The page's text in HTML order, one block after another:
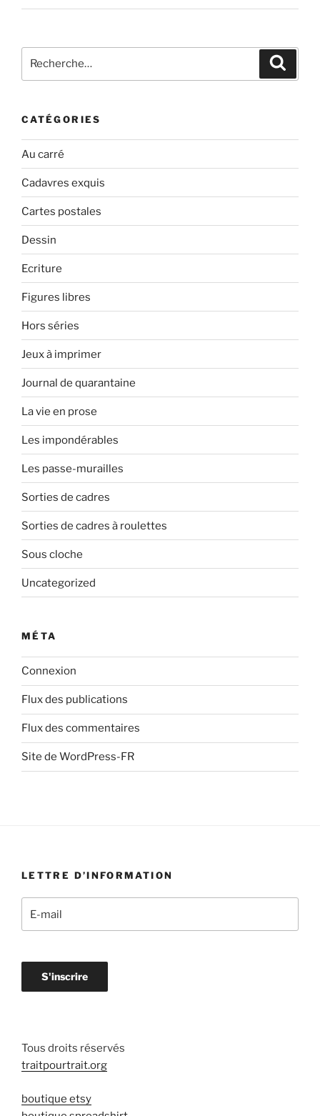
pour
CATÉGORIES
Au carré
Cadavres exquis
Cartes postales
Dessin
Ecriture
Figures libres
Hors séries
Jeux à imprimer
Journal de quarantaine
La vie en prose
Les impondérables
Les passe-murailles
Sorties de cadres
Sorties de cadres à roulettes
Sous cloche
Uncategorized
MÉTA
Connexion
Flux des publications
Flux des commentaires
Site de WordPress-FR
LETTRE D’INFORMATION
Tous droits réservés
traitpourtrait.org
boutique etsy